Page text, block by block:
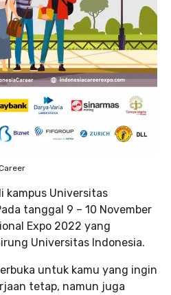
kampus Universitas
tanggal 9 – 10 November
Expo 2022 yang
Universitas Indonesia.
untuk kamu yang ingin
tetap, namun juga